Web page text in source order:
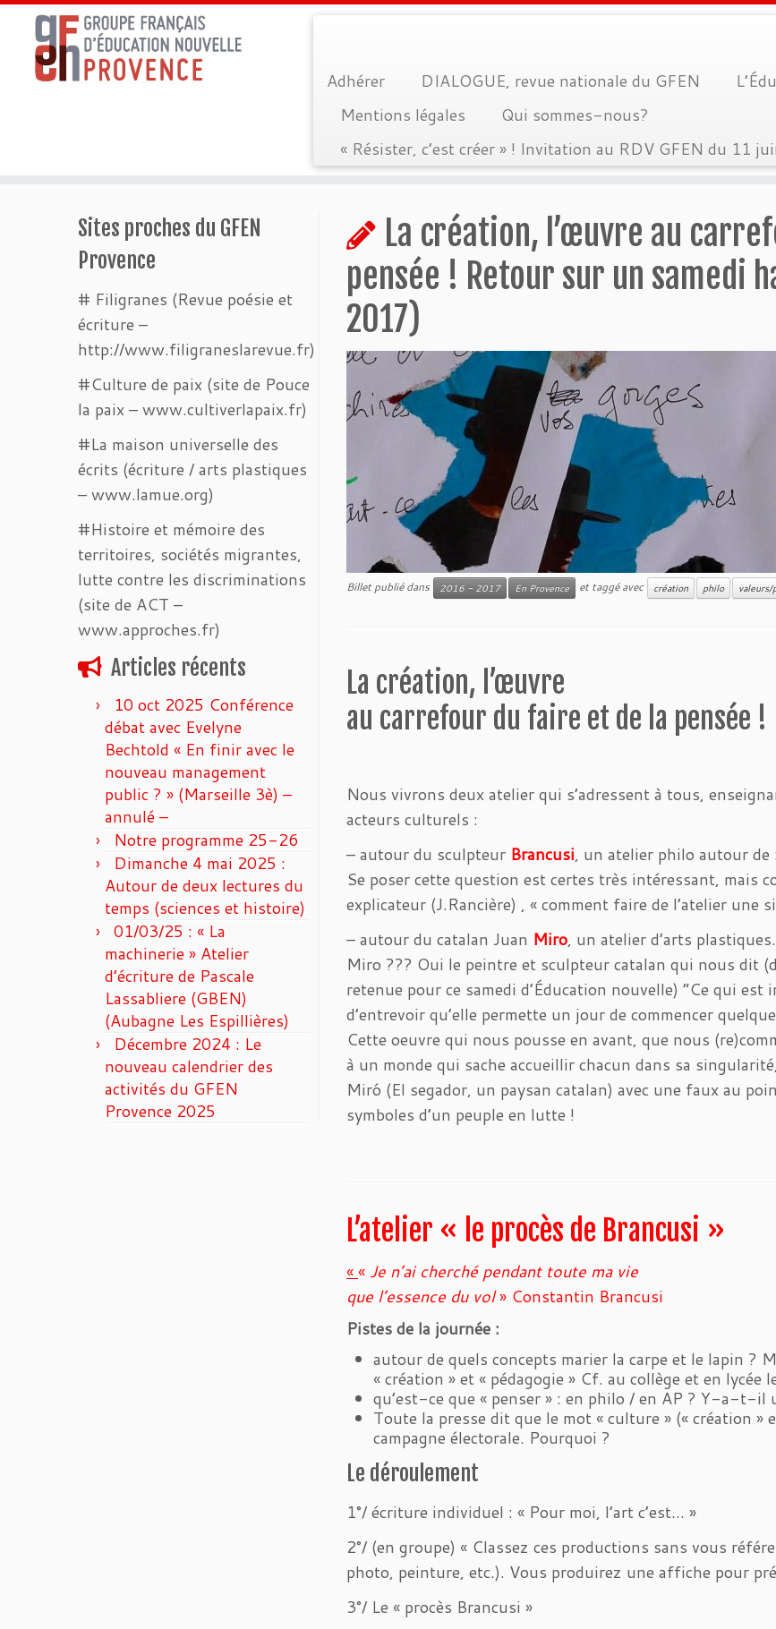
Adhérer DIALOGUE, revue nationale du GFEN
Mentions légales
Qui sommes-nous?
« Résister, c’est créer » ! Invitation au RDV GFEN du 11
Sites proches du GFEN
Provence
# Filigranes (Revue poésie et
écriture –
http://www.filigraneslarevue.fr)
#Culture de paix (site de Pouce
la paix – www.cultiverlapaix.fr)
#La maison universelle des
écrits (écriture / arts plastiques
– www.lamue.org)
#Histoire et mémoire des
territoires, sociétés migrantes,
lutte contre les discriminations
(site de ACT –
www.approches.fr)
Articles récents
10 oct 2025 Conférence
débat avec Evelyne
Bechtold « En finir avec le
nouveau management
public ? » (Marseille 3è) –
annulé –
Notre programme 25-26
Dimanche 4 mai 2025 :
Autour de deux lectures du
temps (sciences et histoire)
01/03/25 : « La
machinerie » Atelier
d’écriture de Pascale
Lassabliere (GBEN)
(Aubagne Les Espillières)
Décembre 2024 : Le
nouveau calendrier des
activités du GFEN
Provence 2025
La création, l’œuvre au
pensée ! Retour sur un samedi
2017)
Billet publié dans 2016 - 2017 En Provence et taggé avec création philo valeurs/
La création, l’œuvre
au carrefour du faire et de la pensée !
Nous vivrons deux atelier qui s’adressent à tous,
acteurs culturels :
– autour du sculpteur Brancusi, un atelier philo autour de
Se poser cette question est certes très intéressant, mais
explicateur (J.Rancière) , « comment faire de l’atelier une
– autour du catalan Juan Miro, un atelier d’arts plastiques.
Miro ??? Oui le peintre et sculpteur catalan qui nous dit
retenue pour ce samedi d’Éducation nouvelle) “Ce qui
d’entrevoir qu’elle permette un jour de commencer
Cette oeuvre qui nous pousse en avant, que nous
à un monde qui sache accueillir chacun dans sa
Miró (El segador, un paysan catalan) avec une faux au
symboles d’un peuple en lutte !
L’atelier « le procès de Brancusi »
«« Je n’ai cherché pendant toute ma vie
que l’essence du vol» Constantin Brancusi
Pistes de la journée :
autour de quels concepts marier la carpe et le lapin ?
« création » et « pédagogie » Cf. au collège et en
qu’est-ce que « penser » : en philo / en AP ? Y-a-t-il
Toute la presse dit que le mot « culture » (« création »
campagne électorale. Pourquoi ?
Le déroulement
1°/ écriture individuel : « Pour moi, l’art c’est… »
2°/ (en groupe) « Classez ces productions sans vous
photo, peinture, etc.). Vous produirez une affiche pour
3°/ Le « procès Brancusi »